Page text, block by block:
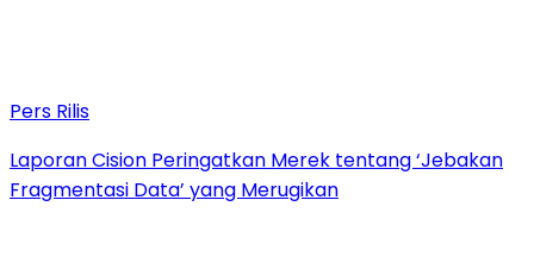
Pers Rilis
Laporan Cision Peringatkan Merek tentang ‘Jebakan
Fragmentasi Data’ yang Merugikan